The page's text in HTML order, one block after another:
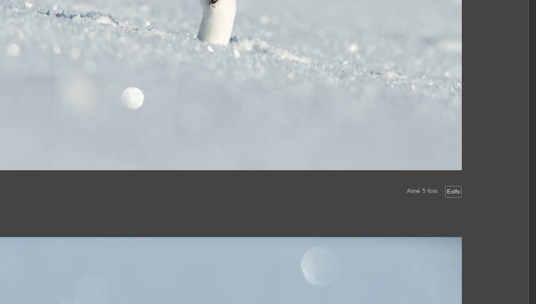
Aimé 5 fois Exifs